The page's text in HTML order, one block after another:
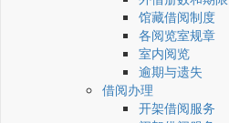
馆藏借阅制度
各阅览室规章
室内阅览
逾期与遗失
借阅办理
开架借阅服务